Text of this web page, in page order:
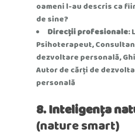
oameni l-au descris ca
de sine?
Direcții profesionale:
Psihoterapeut,
dezvoltare personală,
Autor de cărți de
personală
8. Inteligența
(nature smart)